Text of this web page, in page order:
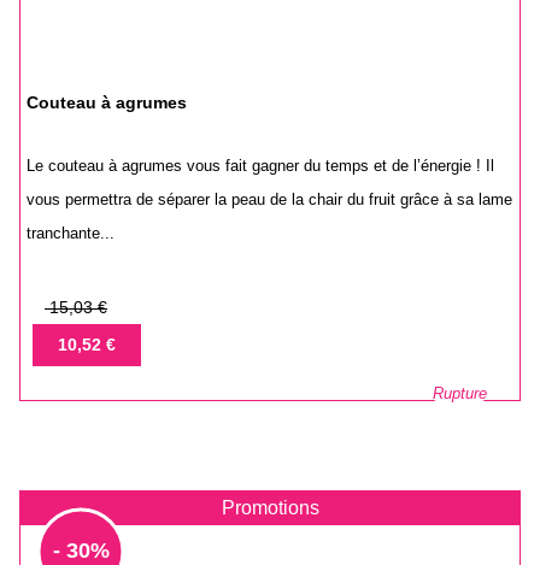
Couteau à agrumes
Le couteau à agrumes vous fait gagner du temps et de l’énergie ! Il
vous permettra de séparer la peau de la chair du fruit grâce à sa lame
tranchante...
Prix
base
15,03 €
Prix10,52 €
Rupture
Promotions
- 30%